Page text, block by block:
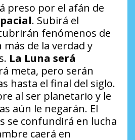
preso por el afán de
. Subirá el
fenómenos de
de la verdad y
La Luna será
meta, pero serán
hasta el final del siglo.
al ser planetario y le
aún le negarán. El
se confundirá en lucha
caerá en